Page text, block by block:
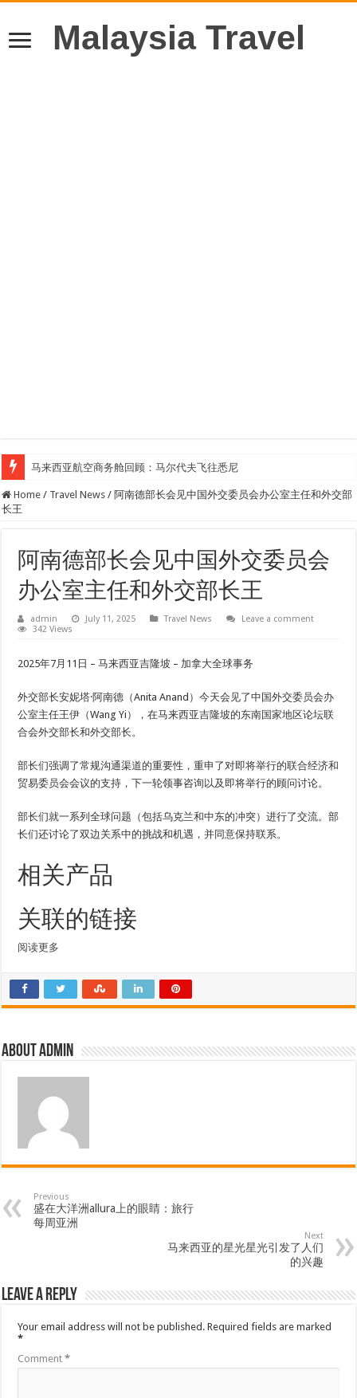
Malaysia Travel
马来西亚航空商务舱回顾：马尔代夫飞往悉尼
Home / Travel News / 阿南德部长会见中国外交委员会办公室主任和外交部
长王
阿南德部长会见中国外交委员会
办公室主任和外交部长王
admin July 11, 2025 Travel News
Leave a comment
342 Views
2025年7月11日 – 马来西亚吉隆坡 – 加拿大全球事务
外交部长安妮塔·阿南德（Anita Anand）今天会见了中国外交委员会办
公室主任王伊（Wang Yi），在马来西亚吉隆坡的东南国家地区论坛联
合会外交部长和外交部长。
部长们强调了常规沟通渠道的重要性，重申了对即将举行的联合经济和
贸易委员会会议的支持，下一轮领事咨询以及即将举行的顾问讨论。
部长们就一系列全球问题（包括乌克兰和中东的冲突）进行了交流。部
长们还讨论了双边关系中的挑战和机遇，并同意保持联系。
相关产品
关联的链接
阅读更多
About admin
Previous
盛在大洋洲allura上的眼睛：旅行
每周亚洲
Next
马来西亚的星光星光引发了人们
的兴趣
Leave a Reply
Your email address will not be published. Required fields are marked
*
Comment*